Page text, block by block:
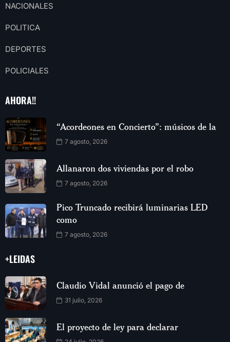
NACIONALES
POLITICA
DEPORTES
POLICIALES
AHORA!!
“Acordeones en Concierto”: músicos de la
7 agosto, 2026
Allanaron dos viviendas por el robo
7 agosto, 2026
Pico Truncado recibirá luminarias LED
como
7 agosto, 2026
+LEIDAS
Claudio Vidal anunció el pago de
31 julio, 2026
El proyecto de ley para declarar